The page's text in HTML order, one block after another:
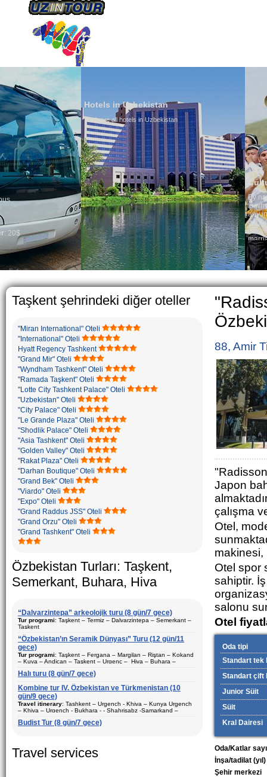
Hotels in Uzbekistan
We have all hotels in Uzbekistan
Culture of
By nature Uzbeks
is why migration and
any influence on
general, the level of
growth is very high. In
marriages is
percentage of divorce
in the world. According
family is regarded as
The usual Uzbek
rather big. On the
5-6 children.
Taşkent şehrindeki diğer oteller
"Miran International" Oteli
"International" Oteli
Hyatt Regency Tashkent
"Grand Mir" Oteli
"Wyndham Tashkent" Oteli
"Ramada Taşkent" Oteli
"Lotte City Tashkent Palace" Oteli
"Uzbekistan" Oteli
"City Palace" Oteli
"Le Grande Plaza" Oteli
"Shodlik Palace" Oteli
"Asia Tashkent" Oteli
"Golden Valley" Oteli
"Rakat Plaza" Oteli
"Darhan Boutique" Oteli
"Grand Bek" Oteli
"Viardo" Oteli
"Expo" Oteli
"Grand Raddus JSS" Oteli
"Grand Orzu" Oteli
"Grand Tashkent" Oteli
Özbekistan Turları: Taşkent,
Semerkant, Buhara, Hiva
“Dalvarzintepa” arkeolojik turu (8 gün/7 gece)
Tur programi: Taşkent – Termiz – Dalvarzintepa – Semerkant –
Taşkent
Süre: 8 gün/7 gece
Hareket şekli : Karayolu ve uçak
– Termiz (1) – Dalvarzintepa (3)
Sezon: Yil boyunca
Konaklama: tek ve iki kişilık odalar
Açiklama:Özbekistan turistik şehirleri gezilmesi. Surkhandarya
bölgesi arkeolojik kazılarını ziyaret etmek için en iyi tur programı
“Özbekistan’ın Seramik Dünyası” Turu (12 gün/11
gece)
Tur programi: Taşkent – Fergana – Margilan – Riştan – Kokand
– Kuva – Andican – Taşkent – Urgenç – Hiva – Buhara –
Hareket şekli: Karayolu ve uçak
Ziyaret edilecek şehirler (geceler): Taşkent (3) – Fergana (3) –
Margilan – Riştan – Kokand – Kuva – Andican – Hiva (1) –
Buhara (2) – Gijduvan – Semerkant (2)
Konaklama
: tek ve iki kişilık odalar
Halı turu (8 gün/7 gece)
Kombine tur IV. Özbekistan ve Türkmenistan (10
gün/9 gece)
Travel itinerary: Tashkent – Urgench - Khiva – Kunya Urgench
– Khiva – Urgench - Bukhara - - Shahrisabz -Samarkand –
Budist Tur (8 gün/7 gece)
Travel services
88, Amir
Japon
çalışma
Otel,
makinesi,
Otel spor
sahiptir.
salonu
Otel
Oda tipi
Standart tek
Standart çift
Junior Süit
Süit
Kral Dairesi
Oda/Katlar
İnşa/tadilat (yıl)
Şehir merkezi